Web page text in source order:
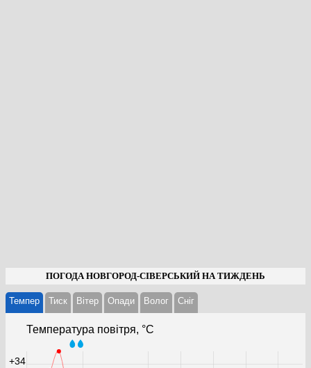
ПОГОДА НОВГОРОД-СІВЕРСЬКИЙ НА ТИЖДЕНЬ
Темпер Тиск Вітер Опади Волог Cніг
Температура повітря, °С
+34